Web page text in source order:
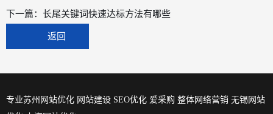
下一篇： 长尾关键词快速达标方法有哪些
返回
专业苏州网站优化 网站建设 SEO优化 爱采购 整体网络营销 无锡网站